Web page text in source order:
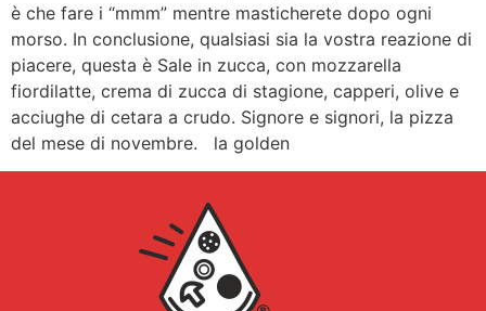
è che fare i “mmm” mentre masticherete dopo ogni
morso. In conclusione, qualsiasi sia la vostra reazione di
piacere, questa è Sale in zucca, con mozzarella
fiordilatte, crema di zucca di stagione, capperi, olive e
acciughe di cetara a crudo. Signore e signori, la pizza
del mese di novembre. la golden